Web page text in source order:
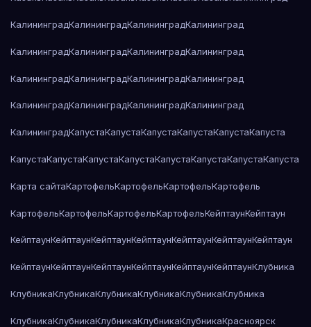
КалининградКалининградКалининградКалининград
КалининградКалининградКалининградКалининград
КалининградКалининградКалининградКалининград
КалининградКалининградКалининградКалининград
КалининградКапустаКапустаКапустаКапустаКапустаКапуста
КапустаКапустаКапустаКапустаКапустаКапустаКапустаКапуста
Карта сайтаКартофельКартофельКартофельКартофель
КартофельКартофельКартофельКартофельКейптаунКейптаун
КейптаунКейптаунКейптаунКейптаунКейптаунКейптаунКейптаун
КейптаунКейптаунКейптаунКейптаунКейптаунКейптаунКлубника
КлубникаКлубникаКлубникаКлубникаКлубникаКлубника
КлубникаКлубникаКлубникаКлубникаКлубникаКрасноярск